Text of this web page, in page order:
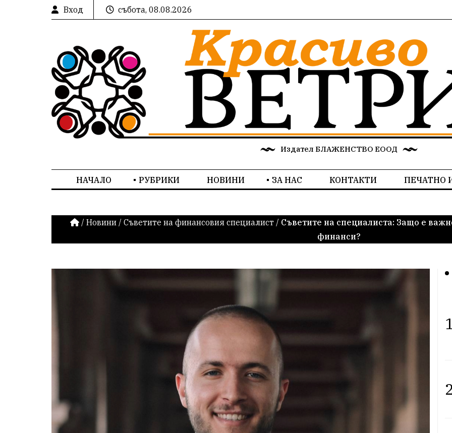
Вход събота, 08.08.2026
Издател БЛАЖЕНСТВО ЕООД
НАЧАЛО РУБРИКИ НОВИНИ ЗА НАС КОНТАКТИ ПЕЧАТНО
/ Новини / Съветите на финансовия специалист / Съветите на специалиста: Защо е
финанси?